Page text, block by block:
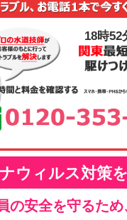
18時52
ウィルス対策
の安全を守るため